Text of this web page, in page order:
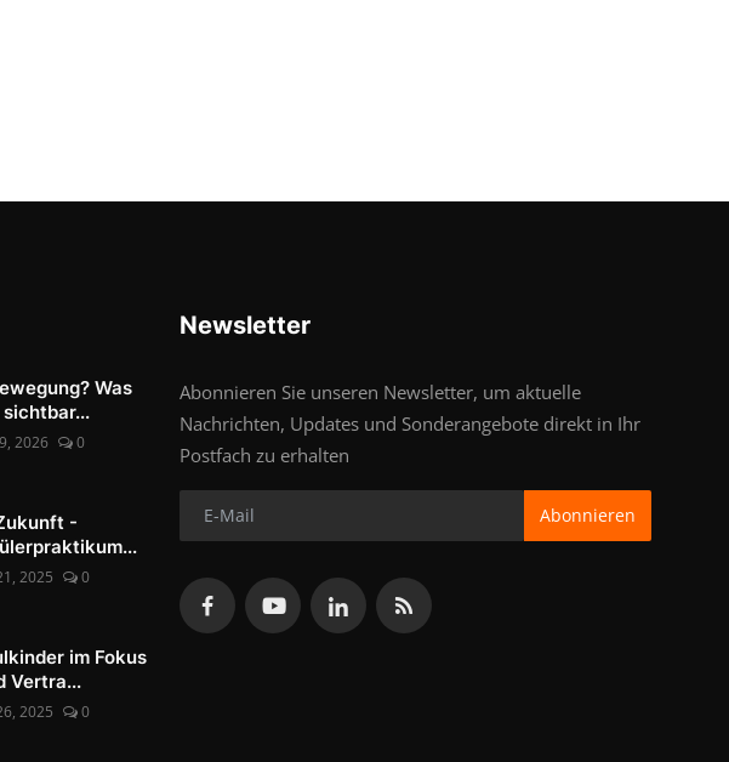
Was
2026 0
-
2025 0
im Fokus
Vertra...
2025 0
Newsletter
Abonnieren Sie unseren Newsletter, um aktuelle
Nachrichten, Updates und Sonderangebote direkt in Ihr
Postfach zu erhalten
Abonnieren